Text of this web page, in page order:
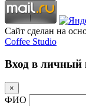
Сайт сделан на
Coffee Studio
Вход в личный
×
ФИО